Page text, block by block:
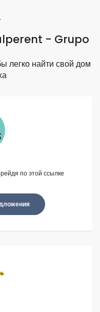
- Grupo
легко найти свой дом
по этой ссылке